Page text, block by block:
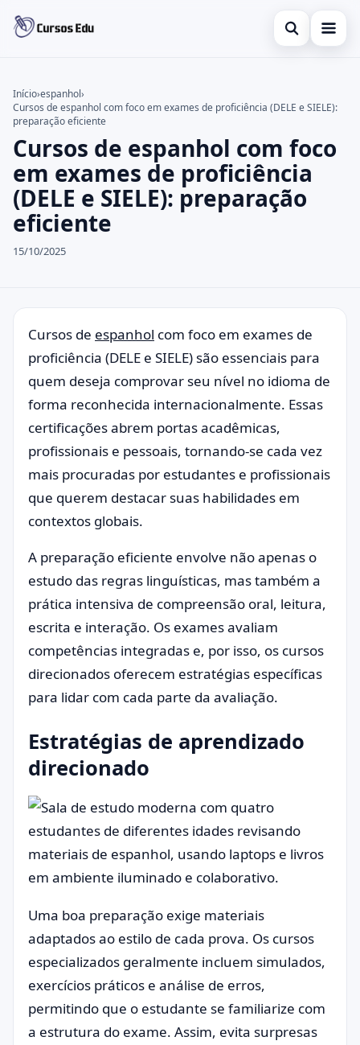
Abrir busca
Inglês
Idiomas
espanhol
Buscar no site
Buscar por:
Pressione Enter para buscar ou ESC para fechar.
Início›espanhol›
Cursos de espanhol com foco em exames de proficiência (DELE e SIELE):
preparação eficiente
Cursos de espanhol com foco
em exames de proficiência
(DELE e SIELE): preparação
eficiente
15/10/2025
Cursos de espanhol com foco em exames de
proficiência (DELE e SIELE) são essenciais para
quem deseja comprovar seu nível no idioma de
forma reconhecida internacionalmente. Essas
certificações abrem portas acadêmicas,
profissionais e pessoais, tornando-se cada vez
mais procuradas por estudantes e profissionais
que querem destacar suas habilidades em
contextos globais.
A preparação eficiente envolve não apenas o
estudo das regras linguísticas, mas também a
prática intensiva de compreensão oral, leitura,
escrita e interação. Os exames avaliam
competências integradas e, por isso, os cursos
direcionados oferecem estratégias específicas
para lidar com cada parte da avaliação.
Estratégias de aprendizado
direcionado
Uma boa preparação exige materiais
adaptados ao estilo de cada prova. Os cursos
especializados geralmente incluem simulados,
exercícios práticos e análise de erros,
permitindo que o estudante se familiarize com
a estrutura do exame. Assim, evita surpresas